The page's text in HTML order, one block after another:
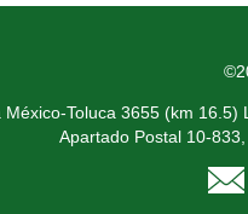
México-Toluca 3655 (km
Apartado Postal 10-